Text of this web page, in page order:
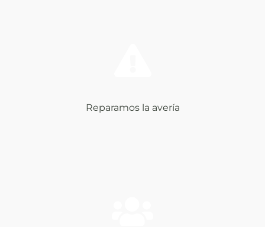
Reparamos la avería